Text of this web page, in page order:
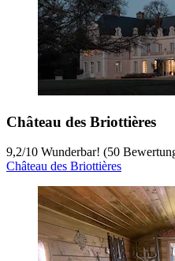
Château des Briottières
9,2/10 Wunderbar! (50
Château des Briottières